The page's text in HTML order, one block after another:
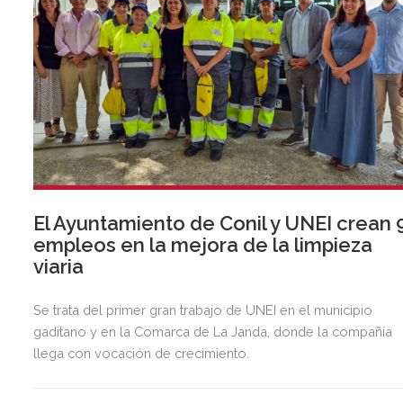
El Ayuntamiento de Conil y UNEI crean
empleos en la mejora de la limpieza
viaria
Se trata del primer gran trabajo de UNEI en el municipio
gaditano y en la Comarca de La Janda, donde la compañía
llega con vocación de crecimiento.